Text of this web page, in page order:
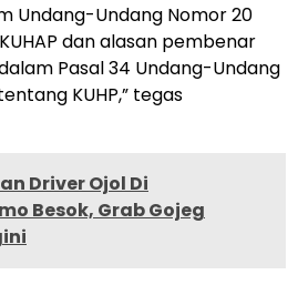
Undang-Undang Nomor 20
dan alasan pembenar
Pasal 34 Undang-Undang
KUHP,” tegas
Driver Ojol Di
Besok, Grab Gojeg